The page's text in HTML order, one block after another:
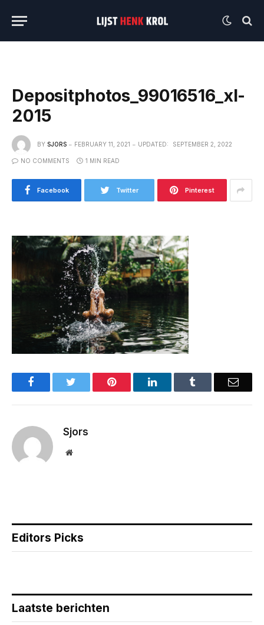
Depositphotos_99016516_xl-
2015
BY SJORS FEBRUARY 11, 2021 UPDATED: SEPTEMBER 2, 2022
NO COMMENTS 1 MIN READ
Facebook Twitter Pinterest
Facebook Pinterest LinkedIn Email
Sjors
Website
Editors Picks
Laatste berichten